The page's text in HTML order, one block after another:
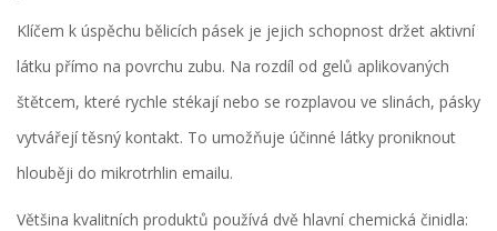
Klíčem k úspěchu bělicích pásek je jejich schopnost držet aktivní
látku přímo na povrchu zubu. Na rozdíl od gelů aplikovaných
štětcem, které rychle stékají nebo se rozplavou ve slinách, pásky
vytvářejí těsný kontakt. To umožňuje účinné látky proniknout
hlouběji do mikrotrhlin emailu.
Většina kvalitních produktů používá dvě hlavní chemická činidla: